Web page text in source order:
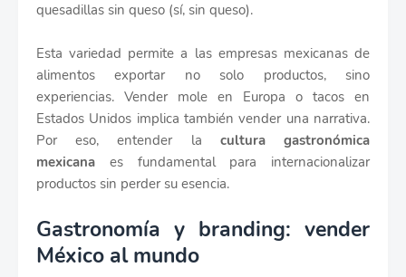
quesadillas sin queso (sí, sin queso).
Esta variedad permite a las empresas mexicanas de
alimentos exportar no solo productos, sino
experiencias. Vender mole en Europa o tacos en
Estados Unidos implica también vender una narrativa.
Por eso, entender la cultura gastronómica
mexicana es fundamental para internacionalizar
productos sin perder su esencia.
Gastronomía y branding: vender
México al mundo